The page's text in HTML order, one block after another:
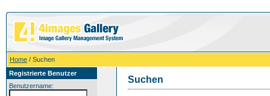
Home / Suchen
Registrierte Benutzer
Benutzername:
Suchen